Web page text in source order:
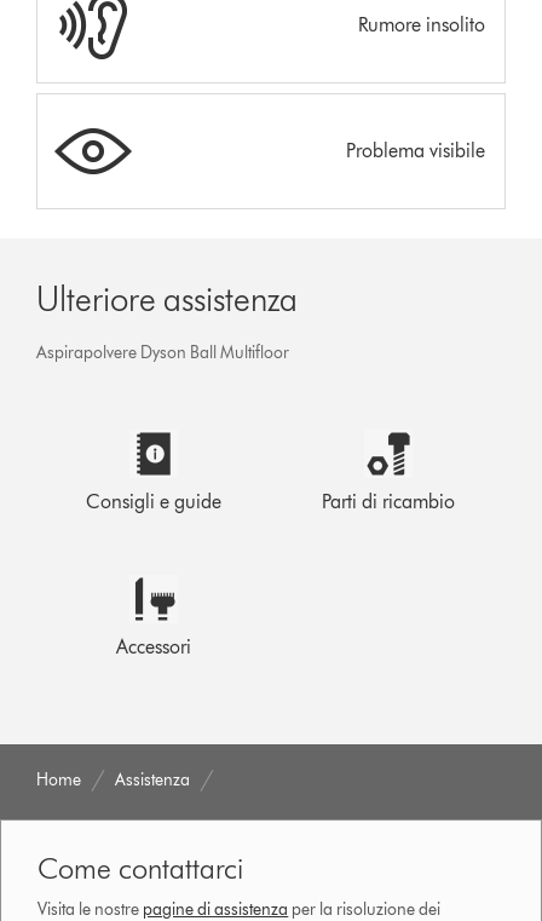
Rumore insolito
Problema visibile
Ulteriore assistenza
Aspirapolvere Dyson Ball Multifloor
Consigli e guide Parti di ricambio
Accessori
Home Assistenza
Come contattarci
Visita le nostre pagine di assistenza per la risoluzione dei